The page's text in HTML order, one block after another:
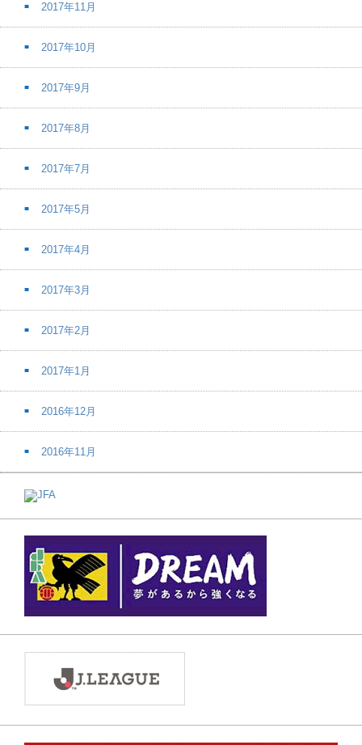
2017年11月
2017年10月
2017年9月
2017年8月
2017年7月
2017年5月
2017年4月
2017年3月
2017年2月
2017年1月
2016年12月
2016年11月